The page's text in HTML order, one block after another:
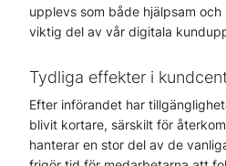
upplevs som både hjälpsam
viktig del av vår digitala
Tydliga effekter i
Efter införandet har
blivit kortare, särskilt för
hanterar en stor del av de